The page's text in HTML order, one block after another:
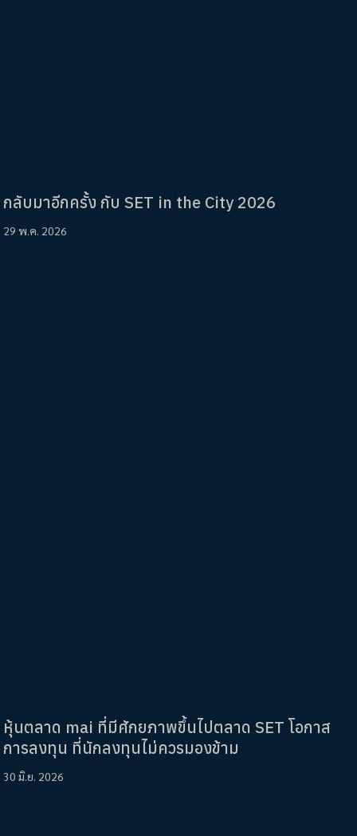
กลับมาอีกครั้ง กับ SET in the City 2026
29 พ.ค. 2026
หุ้นตลาด mai ที่มีศักยภาพขึ้นไปตลาด SET โอกาส
การลงทุน ที่นักลงทุนไม่ควรมองข้าม
30 มิ.ย. 2026